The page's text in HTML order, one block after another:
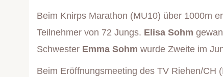
Beim Knirps Marathon (MU10) über 1000m
Teilnehmer von 72 Jungs. Elisa Sohm
Schwester Emma Sohm wurde Zweite im
Beim Eröffnungsmeeting des TV Riehen/CH